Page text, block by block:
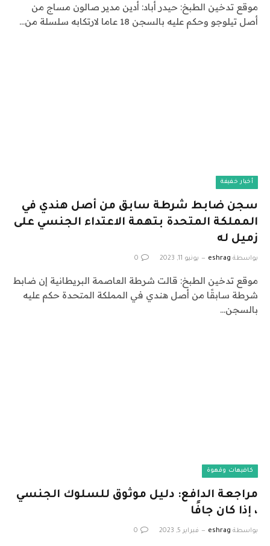
موقع تدخين الطبخ: حيدر أباد: أدين مدير صالون مساج من
أصل تيلوجو وحكم عليه بالسجن 18 عاما لارتكابه سلسلة من…
أخبار خفيفة
سجن ضابط شرطة سابق من أصل هندي في
المملكة المتحدة بتهمة الاعتداء الجنسي على
زميل له
بواسطة eshrag يونيو 11, 2023 0
موقع تدخين الطبخ: قالت شرطة العاصمة البريطانية إن ضابط
شرطة سابقًا من أصل هندي في المملكة المتحدة حكم عليه
بالسجن…
كافيهات وقهوة
مراجعة الدافع: دليل موثوق للسلوك الجنسي
، إذا كان جافًا
بواسطة eshrag فبراير 5, 2023 0